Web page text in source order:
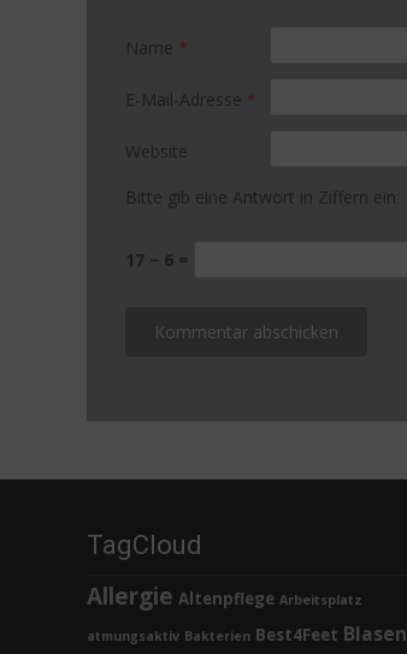
Name *
E-Mail-Adresse *
Website
Bitte gib eine Antwort in Ziffern ein:
17 − 6 =
TagCloud
Allergie Altenpflege Arbeitsplatz
atmungsaktiv Bakterien Best4Feet Blasen